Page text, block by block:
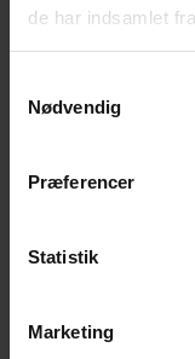
de har indsamlet
Nødvendig
Præferencer
Statistik
Marketing
Afholdt
Marie Raun Thøgersen
hvornår må
hvornår kræver det